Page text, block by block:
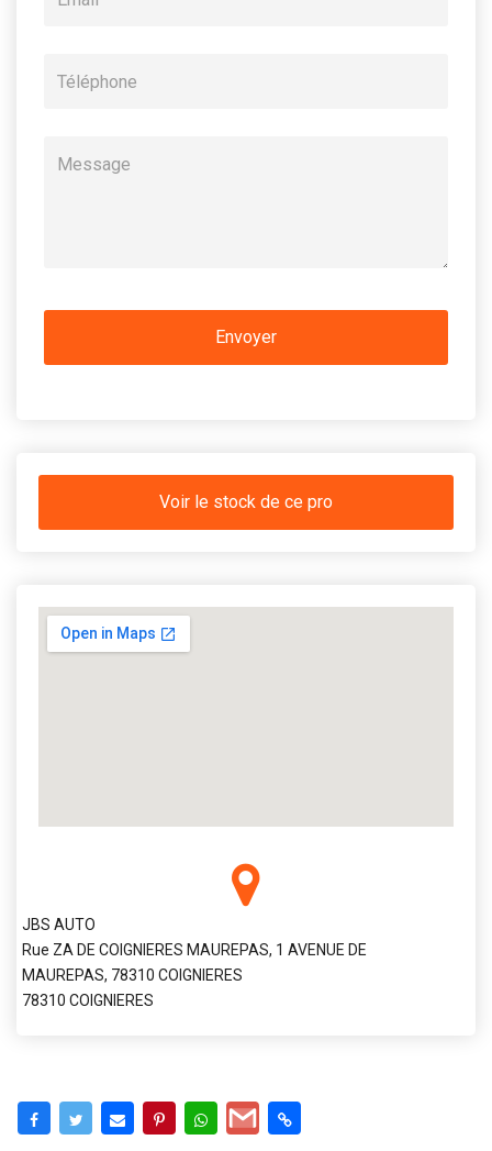
Voir le stock de ce pro
JBS AUTO
Rue ZA DE COIGNIERES MAUREPAS, 1 AVENUE DE
MAUREPAS, 78310 COIGNIERES
78310 COIGNIERES